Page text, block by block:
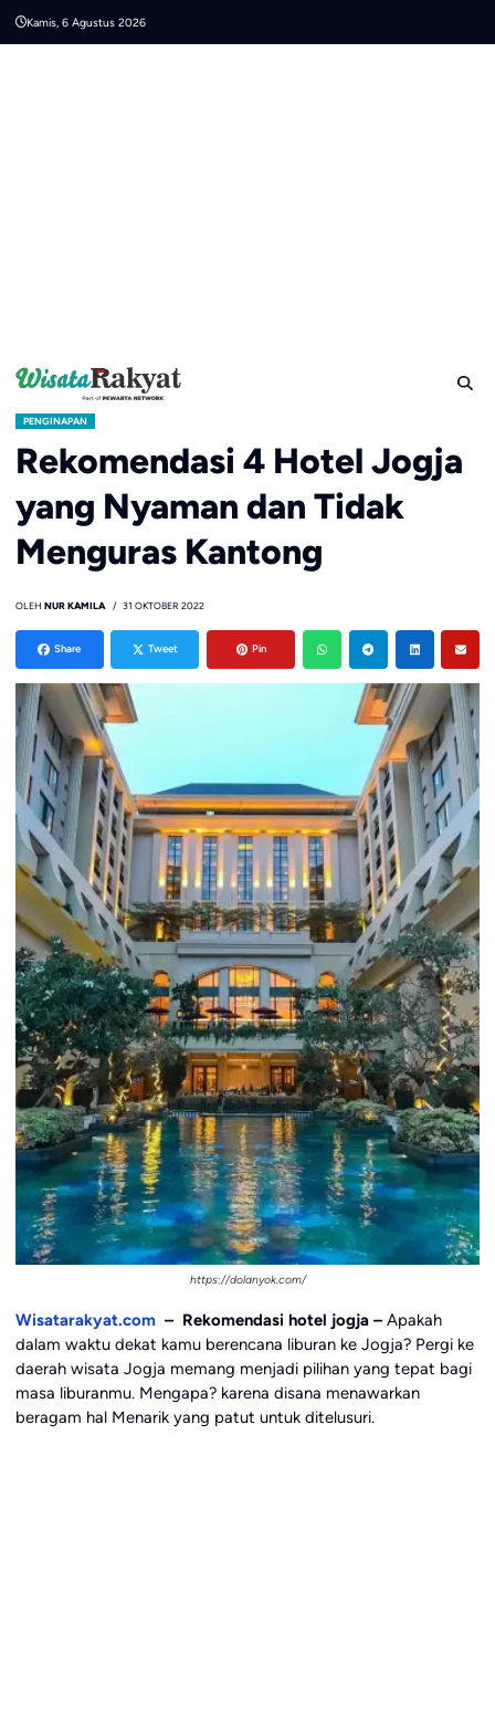
Kamis, 6 Agustus 2026
PENGINAPAN
Rekomendasi 4 Hotel Jogja
yang Nyaman dan Tidak
Menguras Kantong
OLEH NUR KAMILA 31 OKTOBER 2022
Share Tweet Pin
https://dolanyok.com/
Wisatarakyat.com – Rekomendasi hotel jogja –Apakah
dalam waktu dekat kamu berencana liburan ke Jogja? Pergi ke
daerah wisata Jogja memang menjadi pilihan yang tepat bagi
masa liburanmu. Mengapa? karena disana menawarkan
beragam hal Menarik yang patut untuk ditelusuri.